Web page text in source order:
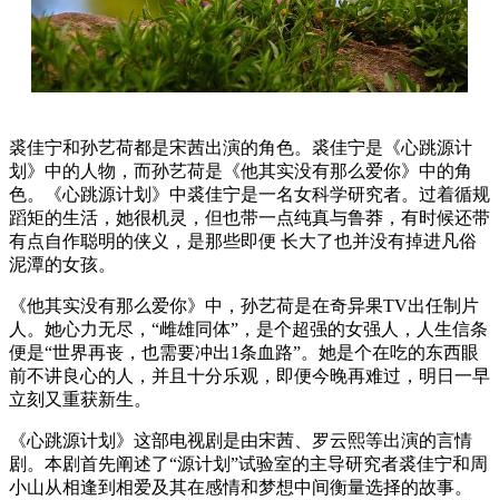
裘佳宁和孙艺荷都是宋茜出演的角色。裘佳宁是《心跳源计
划》中的人物，而孙艺荷是《他其实没有那么爱你》中的角
色。《心跳源计划》中裘佳宁是一名女科学研究者。过着循规
蹈矩的生活，她很机灵，但也带一点纯真与鲁莽，有时候还带
有点自作聪明的侠义，是那些即便 长大了也并没有掉进凡俗
泥潭的女孩。
《他其实没有那么爱你》中，孙艺荷是在奇异果TV出任制片
人。她心力无尽，“雌雄同体”，是个超强的女强人，人生信条
便是“世界再丧，也需要冲出1条血路”。她是个在吃的东西眼
前不讲良心的人，并且十分乐观，即便今晚再难过，明日一早
立刻又重获新生。
《心跳源计划》这部电视剧是由宋茜、罗云熙等出演的言情
剧。本剧首先阐述了“源计划”试验室的主导研究者裘佳宁和周
小山从相逢到相爱及其在感情和梦想中间衡量选择的故事。